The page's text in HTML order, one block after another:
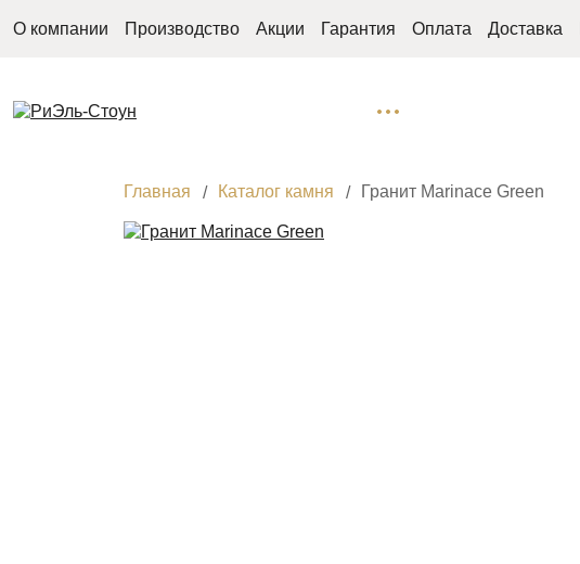
О компании Производство Акции Гарантия Оплата Доставка
Главная Каталог камня Гранит Marinace Green